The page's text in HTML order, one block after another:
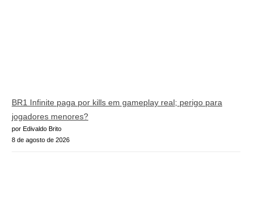
BR1 Infinite paga por kills em gameplay real; perigo para
jogadores menores?
por Edivaldo Brito
8 de agosto de 2026